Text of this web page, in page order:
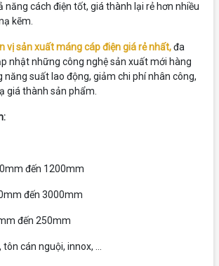
năng cách điện tốt, giá thành lại rẻ hơn nhiều
kẽm.
vị sản xuất máng cáp điện giá rẻ nhất,đa
nhật những công nghệ sản xuất mới hàng
năng suất lao động, giảm chi phí nhân công,
giá thành sản phẩm.
đến 1200mm
đến 3000mm
đến 250mm
cán nguội, innox, ...